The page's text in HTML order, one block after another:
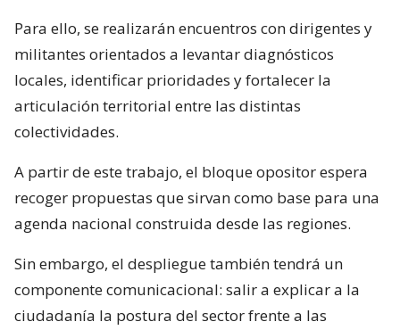
Para ello, se realizarán encuentros con dirigentes y
militantes orientados a levantar diagnósticos
locales, identificar prioridades y fortalecer la
articulación territorial entre las distintas
colectividades.
A partir de este trabajo, el bloque opositor espera
recoger propuestas que sirvan como base para una
agenda nacional construida desde las regiones.
Sin embargo, el despliegue también tendrá un
componente comunicacional: salir a explicar a la
ciudadanía la postura del sector frente a las